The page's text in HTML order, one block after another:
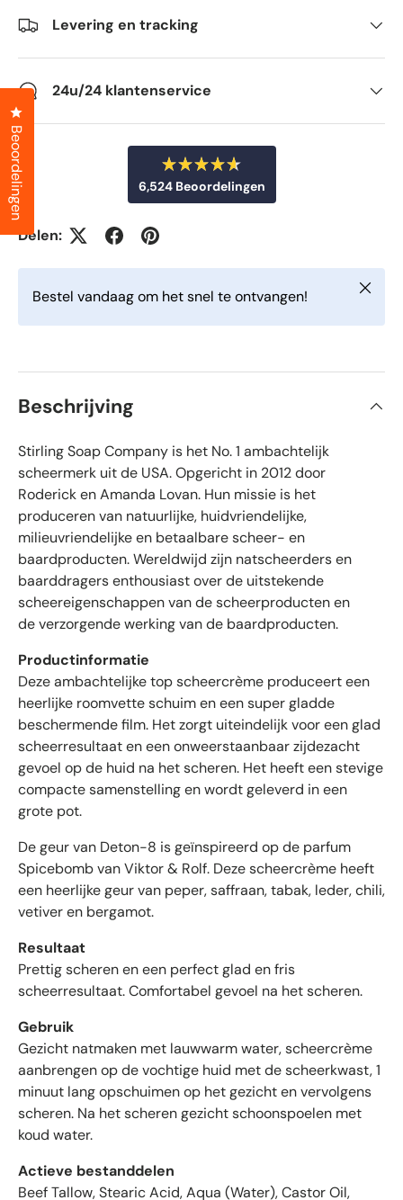
Levering en tracking
24u/24 klantenservice
e
o
e
d
m
t
s
t
e
e
n
6,524 Beoordelingen
2
4
e
e
i
e
e
r
e
b
e
o
o
e
l
i
n
g
e
e
t
g
d
d
d
4
s
Delen:
Bestel vandaag om het snel te ontvangen! Sluiten
Beschrijving
Stirling Soap Company is het No. 1 ambachtelijk
scheermerk uit de USA. Opgericht in 2012 door
Roderick en Amanda Lovan. Hun missie is het
produceren van natuurlijke, huidvriendelijke,
milieuvriendelijke en betaalbare scheer- en
baardproducten. Wereldwijd zijn natscheerders en
baarddragers enthousiast over de uitstekende
scheereigenschappen van de scheerproducten en
de verzorgende werking van de baardproducten.
Productinformatie
Deze ambachtelijke top scheercrème produceert een
heerlijke roomvette schuim en een super gladde
beschermende film. Het zorgt uiteindelijk voor een glad
scheerresultaat en een onweerstaanbaar zijdezacht
gevoel op de huid na het scheren. Het heeft een stevige
compacte samenstelling en wordt geleverd in een
grote pot.
De geur van Deton-8 is geïnspireerd op de parfum
Spicebomb van Viktor & Rolf. Deze scheercrème heeft
een heerlijke geur van peper, saffraan, tabak, leder, chili,
vetiver en bergamot.
Resultaat
Prettig scheren en een perfect glad en fris
scheerresultaat. Comfortabel gevoel na het scheren.
Gebruik
Gezicht natmaken met lauwwarm water, scheercrème
aanbrengen op de vochtige huid met de scheerkwast, 1
minuut lang opschuimen op het gezicht en vervolgens
scheren. Na het scheren gezicht schoonspoelen met
koud water.
Actieve bestanddelen
Beef Tallow, Stearic Acid, Aqua (Water), Castor Oil,
Beoordelingen
Klik om het dialoogvenster met beoordelingen te openen